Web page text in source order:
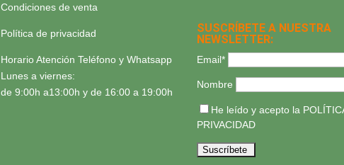
Condiciones de venta
Política de privacidad
Horario Atención Teléfono y Whatsapp
Lunes a viernes:
de 9:00h a13:00h y de 16:00 a 19:00h
SUSCRÍBETE A NUESTRA
NEWSLETTER:
Email*
Nombre
He leído y acepto la
PRIVACIDAD